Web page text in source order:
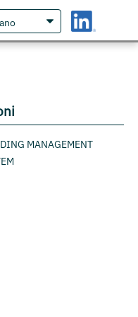
MANAGEMENT